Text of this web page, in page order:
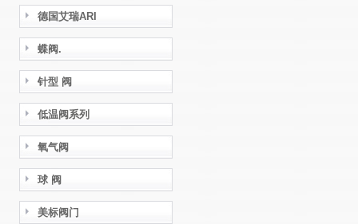
德国艾瑞ARI
蝶阀.
针型 阀
低温阀系列
氧气阀
球 阀
美标阀门